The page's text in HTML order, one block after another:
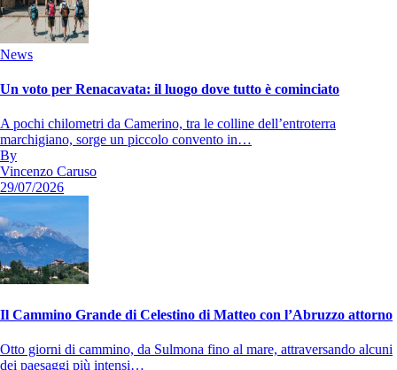
News
Un voto per Renacavata: il luogo dove tutto è cominciato
A pochi chilometri da Camerino, tra le colline dell’entroterra
marchigiano, sorge un piccolo convento in…
By
Vincenzo Caruso
29/07/2026
Il Cammino Grande di Celestino di Matteo con l’Abruzzo attorno
Otto giorni di cammino, da Sulmona fino al mare, attraversando alcuni
dei paesaggi più intensi…